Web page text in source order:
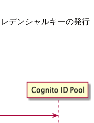
デンシャルキーの発行